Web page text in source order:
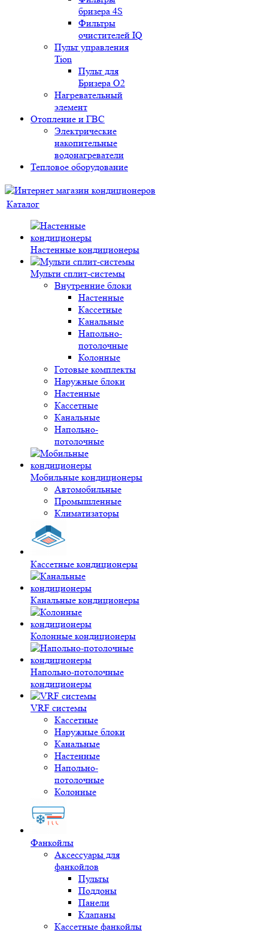
бризера 4S
Фильтры
очистителей IQ
Пульт управления
Tion
Пульт для
Бризера O2
Нагревательный
элемент
Отопление и ГВС
Электрические
накопительные
водонагреватели
Тепловое оборудование
Каталог
Настенные кондиционеры
Мульти сплит-системы
Внутренние блоки
Настенные
Кассетные
Канальные
Напольно-
потолочные
Колонные
Готовые комплекты
Наружные блоки
Настенные
Кассетные
Канальные
Напольно-
потолочные
Мобильные кондиционеры
Автомобильные
Промышленные
Климатизаторы
Кассетные кондиционеры
Канальные кондиционеры
Колонные кондиционеры
Напольно-потолочные
кондиционеры
VRF системы
Кассетные
Наружные блоки
Канальные
Настенные
Напольно-
потолочные
Колонные
Фанкойлы
Аксессуары для
фанкойлов
Пульты
Поддоны
Панели
Клапаны
Кассетные фанкойлы